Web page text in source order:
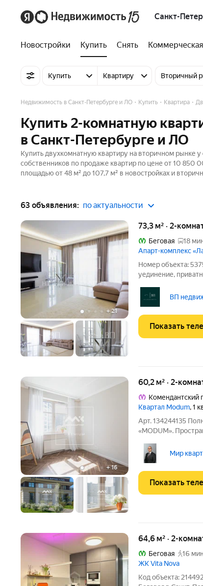
Санкт-
Новостройки Купить Снять Коммерческая
Купить Квартиру Вторичный
Недвижимость в Санкт-Петербурге и ЛО Купить Квартира
Купить 2-комнатную
в Санкт-Петербурге и ЛО
Купить двухкомнатную квартиру на вторичном рынке
собственников по продаже квартир по цене от 10
площадью от 48 м² до 107,7 м² в новостройках и
63 объявления: по актуальности
+ 21
73,3 м² · 2-
Беговая
18
Апарт-комплекс
Номер объекта:
уединение,
минут от города,
ВП
Показать
+16
60,2 м² · 2-
Комендантский
Квартал Modum, 1
Арт. 134244135
«MODUM».
городе
ИТМО и 5 детских
Мир
Показать
64,6 м² · 2-
Беговая
16
ЖК Vita Nova
Код объекта: